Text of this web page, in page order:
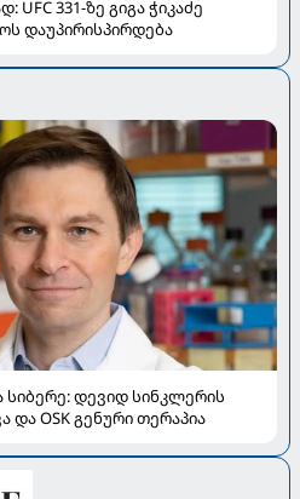
UFC 331-ზე გიგა ჭიკაძე
დაუპირისპირდება
სიბერე: დევიდ სინკლერის
და OSK გენური თერაპია